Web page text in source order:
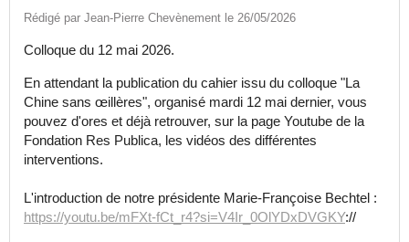
Rédigé par Jean-Pierre Chevènement le 26/05/2026
Colloque du 12 mai 2026.
En attendant la publication du cahier issu du colloque "La
Chine sans œillères", organisé mardi 12 mai dernier, vous
pouvez d'ores et déjà retrouver, sur la page Youtube de la
Fondation Res Publica, les vidéos des différentes
interventions.
L'introduction de notre présidente Marie-Françoise Bechtel :
https://youtu.be/mFXt-fCt_r4?si=V4Ir_0OlYDxDVGKY://